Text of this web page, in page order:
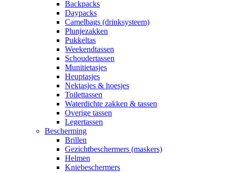
Backpacks
Daypacks
Camelbags (drinksysteem)
Plunjezakken
Pukkeltas
Weekendtassen
Schoudertassen
Munitietasjes
Heuptasjes
Nektasjes & hoesjes
Toilettassen
Waterdichte zakken & tassen
Overige tassen
Legertassen
Bescherming
Brillen
Gezichtbeschermers (maskers)
Helmen
Kniebeschermers